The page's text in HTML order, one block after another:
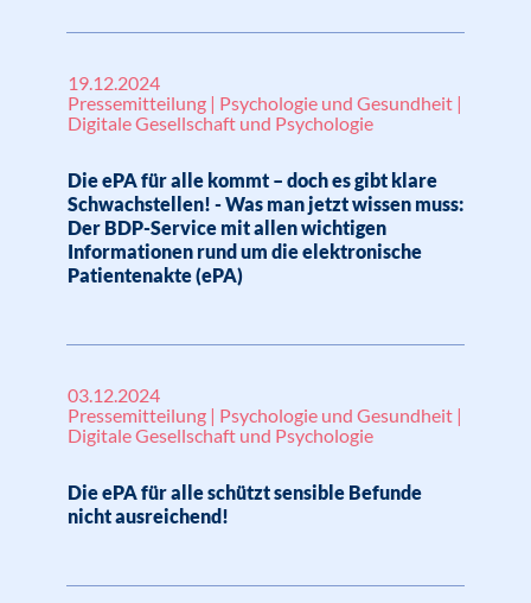
19.12.2024
Pressemitteilung | Psychologie und Gesundheit |
Digitale Gesellschaft und Psychologie
Die ePA für alle kommt – doch es gibt klare
Schwachstellen! - Was man jetzt wissen muss:
Der BDP-Service mit allen wichtigen
Informationen rund um die elektronische
Patientenakte (ePA)
03.12.2024
Pressemitteilung | Psychologie und Gesundheit |
Digitale Gesellschaft und Psychologie
Die ePA für alle schützt sensible Befunde
nicht ausreichend!